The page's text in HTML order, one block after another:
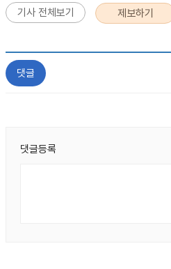
기사 전체보기 제보하기
댓글
댓글등록